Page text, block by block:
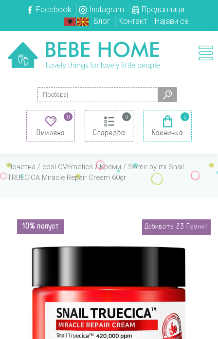
Facebook Instagram
Продавници
Блог
Контакт Најави се
Search for:
0
Омилено
0
Споредба
0
Кошничка
Почетна / cosLOVEmetics /Креми / Some by mi Snail
TRUECICA Miracle Repair Cream 60gr
10% попуст Добивате 23 Поени!